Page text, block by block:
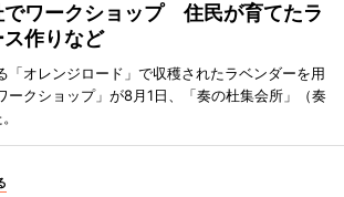
でワークショップ 住民が育てたラ
作りなど
「オレンジロード」で収穫されたラベンダーを用
クショップ」が8月1日、「奏の杜集会所」（奏